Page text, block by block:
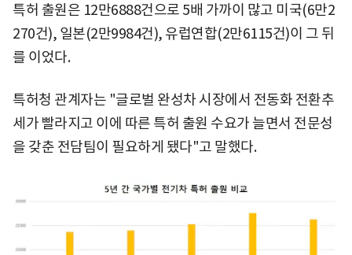
특허 출원은 12만6888건으로 5배 가까이 많고 미국(6만2
270건), 일본(2만9984건), 유럽연합(2만6115건)이 그 뒤
를 이었다.
특허청 관계자는 "글로벌 완성차 시장에서 전동화 전환추
세가 빨라지고 이에 따른 특허 출원 수요가 늘면서 전문성
을 갖춘 전담팀이 필요하게 됐다"고 말했다.